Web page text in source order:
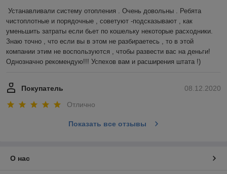
Устанавливали систему отопления . Очень довольны . Ребята
чистоплотные и порядочные , советуют -подсказывают , как
уменьшить затраты если бьет по кошельку некоторые расходники.
Знаю точно , что если вы в этом не разбираетесь , то в этой
компании этим не воспользуются , чтобы развести вас на деньги!
Однозначно рекомендую!!! Успехов вам и расширения штата !)
08.12.2020
Покупатель
Отлично
Показать все отзывы
О нас